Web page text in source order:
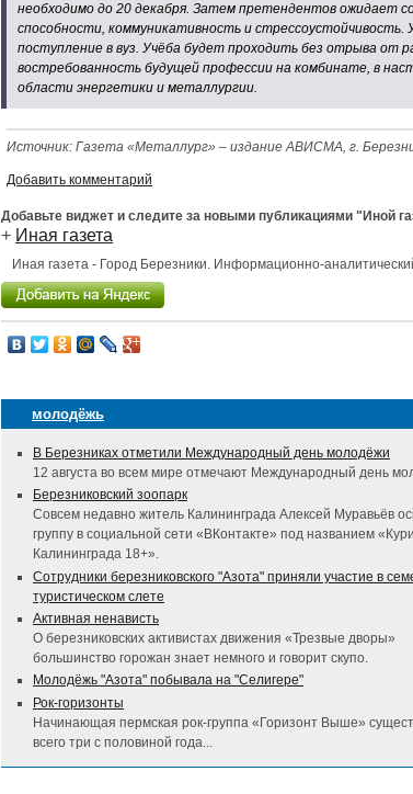
необходимо до 20 декабря. Затем претендентов ожидает
способности, коммуникативность и
поступление в вуз. Учёба будет проходить без отрыва от
востребованность будущей профессии на комбинате, в
области энергетики и металлургии.
Источник: Газета «Металлург» – издание АВИСМА, г.
Добавить комментарий
Добавьте виджет и следите за новыми публикациями "Иной
+ Иная газета
Иная газета - Город Березники. Информационно-
молодёжь
В Березниках отметили Международный день молодёжи
12 августа во всем мире отмечают Международный день
Березниковский зоопарк
Совсем недавно житель Калининграда Алексей Муравьёв
группу в социальной сети «ВКонтакте» под названием
Калининграда 18+».
Сотрудники березниковского "Азота" приняли участие в
туристическом слете
Активная ненависть
О березниковских активистах движения «Трезвые дворы»
большинство горожан знает немного и говорит скупо.
Молодёжь "Азота" побывала на "Селигере"
Рок-горизонты
Начинающая пермская рок-группа «Горизонт Выше»
всего три с половиной года...